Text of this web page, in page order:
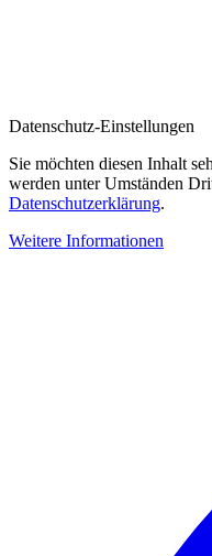
Datenschutz-Einstellungen
Sie möchten diesen Inhalt
werden unter Umständen
Datenschutzerklärung.
Weitere Informationen